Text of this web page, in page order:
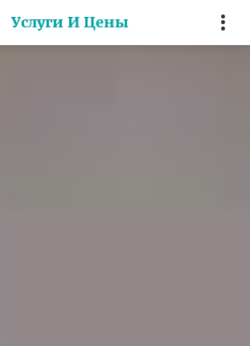
Услуги И Цены